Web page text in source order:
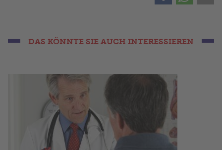
DAS KÖNNTE SIE AUCH INTERESSIEREN